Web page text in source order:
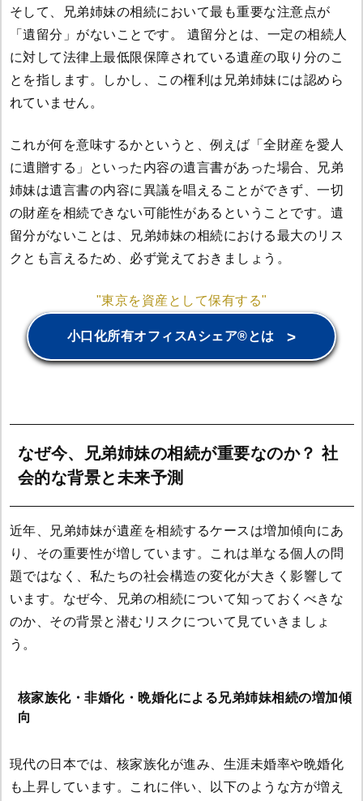
そして、兄弟姉妹の相続において最も重要な注意点が
「遺留分」がないことです。 遺留分とは、一定の相続人
に対して法律上最低限保障されている遺産の取り分のこ
とを指します。しかし、この権利は兄弟姉妹には認めら
れていません。
これが何を意味するかというと、例えば「全財産を愛人
に遺贈する」といった内容の遺言書があった場合、兄弟
姉妹は遺言書の内容に異議を唱えることができず、一切
の財産を相続できない可能性があるということです。遺
留分がないことは、兄弟姉妹の相続における最大のリス
クとも言えるため、必ず覚えておきましょう。
"東京を資産として保有する"
小口化所有オフィスAシェア®とは >
なぜ今、兄弟姉妹の相続が重要なのか？ 社
会的な背景と未来予測
近年、兄弟姉妹が遺産を相続するケースは増加傾向にあ
り、その重要性が増しています。これは単なる個人の問
題ではなく、私たちの社会構造の変化が大きく影響して
います。なぜ今、兄弟の相続について知っておくべきな
のか、その背景と潜むリスクについて見ていきましょ
う。
核家族化・非婚化・晩婚化による兄弟姉妹相続の増加傾
向
現代の日本では、核家族化が進み、生涯未婚率や晩婚化
も上昇しています。これに伴い、以下のような方が増え